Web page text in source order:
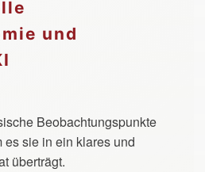
und
Beobachtungspunkte
sie in ein klares und
überträgt.